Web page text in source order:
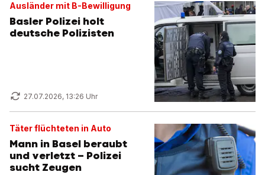
Ausländer mit B-Bewilligung
Basler Polizei holt
deutsche Polizisten
27.07.2026, 13:26 Uhr
Täter flüchteten in Auto
Mann in Basel beraubt
und verletzt – Polizei
sucht Zeugen